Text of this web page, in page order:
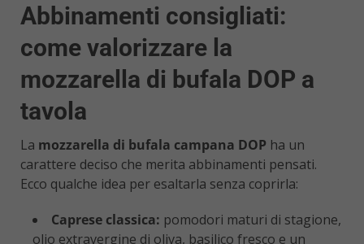
Abbinamenti consigliati:
come valorizzare la
mozzarella di bufala DOP a
tavola
La mozzarella di bufala campana DOP ha un
carattere deciso che merita abbinamenti pensati.
Ecco qualche idea per esaltarla senza coprirla:
Caprese classica: pomodori maturi di stagione,
olio extravergine di oliva, basilico fresco e un